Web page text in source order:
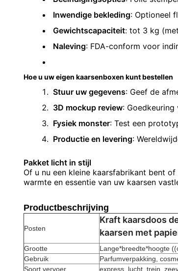
Inwendige bekleding: Optioneel
Gewichtscapaciteit: tot 3 kg
Naleving: FDA-conform voor
Hoe u uw eigen kaarsenboxen kunt bestellen
Stuur uw gegevens: Geef de
3D mockup review:
Fysiek monster: Test een
Productie en levering:
Pakket licht in stijl
Of u nu een kleine kaarsfabrikant bent
warmte en essentie van uw kaarsen
Productbeschrijving
Posten
Kraft kaarsdoos
kaarsen met
Grootte
Lange*breedte*hoogte
Gebruik
Parfumverpakking,
Soort vervoer
express, lucht, trein,